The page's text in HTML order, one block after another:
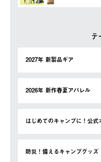
テ
2027年 新製品ギア
2026年 新作春夏アパレル
はじめてのキャンプに！公
防災！備えるキャンプグッズ